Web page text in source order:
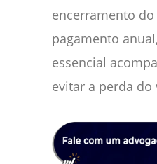
encerramento
pagamento
essencial
evitar a perda do